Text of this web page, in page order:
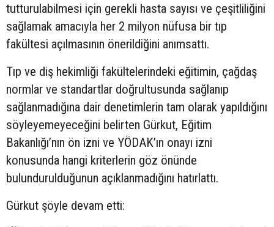
tutturulabilmesi için gerekli hasta sayısı ve çeşitliliğini
sağlamak amacıyla her 2 milyon nüfusa bir tıp
fakültesi açılmasının önerildiğini anımsattı.
Tıp ve diş hekimliği fakültelerindeki eğitimin, çağdaş
normlar ve standartlar doğrultusunda sağlanıp
sağlanmadığına dair denetimlerin tam olarak yapıldığını
söyleyemeyeceğini belirten Gürkut, Eğitim
Bakanlığı’nın ön izni ve YÖDAK’ın onayı izni
konusunda hangi kriterlerin göz önünde
bulundurulduğunun açıklanmadığını hatırlattı.
Gürkut şöyle devam etti: